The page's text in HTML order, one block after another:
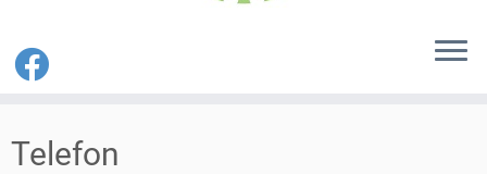
Inhalt
springen
Telefon